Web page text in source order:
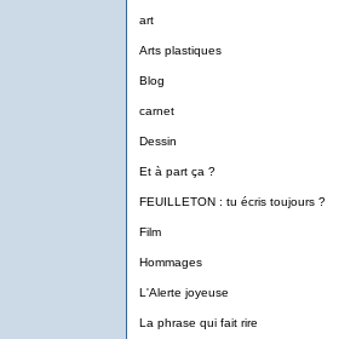
art
Arts plastiques
Blog
carnet
Dessin
Et à part ça ?
FEUILLETON : tu écris toujours ?
Film
Hommages
L'Alerte joyeuse
La phrase qui fait rire